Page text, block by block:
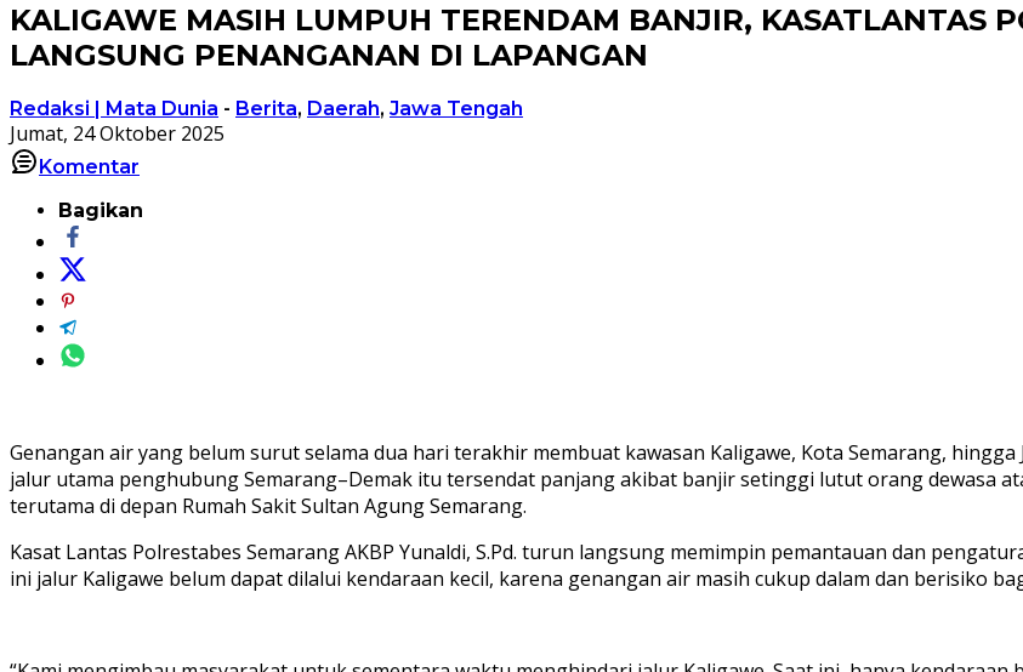
KALIGAWE MASIH LUMPUH TERENDAM BANJIR, KASATLANTAS
LANGSUNG PENANGANAN DI LAPANGAN
Redaksi | Mata Dunia - Berita, Daerah, Jawa Tengah
Jumat, 24 Oktober 2025
Komentar
Bagikan
Genangan air yang belum surut selama dua hari terakhir membuat kawasan Kaligawe, Kota Semarang,
jalur utama penghubung Semarang–Demak itu tersendat panjang akibat banjir setinggi lutut orang dewasa
terutama di depan Rumah Sakit Sultan Agung Semarang.
Kasat Lantas Polrestabes Semarang AKBP Yunaldi, S.Pd. turun langsung memimpin pemantauan dan
ini jalur Kaligawe belum dapat dilalui kendaraan kecil, karena genangan air masih cukup dalam dan berisiko